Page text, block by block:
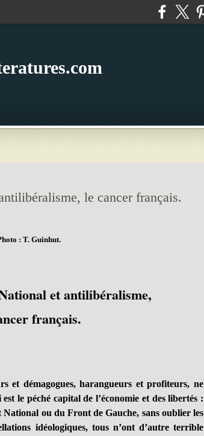
le cancer français.
: T. Guinhut.
et antilibéralisme,
français.
et démagogues, harangueurs et profiteurs, ne
le péché capital de l’économie et des libertés :
National ou du Front de Gauche, sans oublier les
idéologiques, tous n’ont d’autre terrible